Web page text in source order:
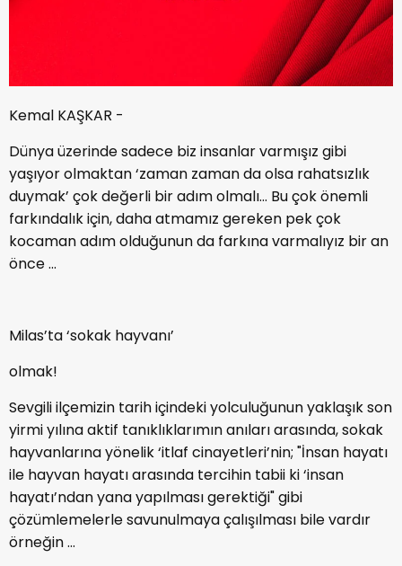
Kemal KAŞKAR -
Dünya üzerinde sadece biz insanlar varmışız gibi
yaşıyor olmaktan ‘zaman zaman da olsa rahatsızlık
duymak’ çok değerli bir adım olmalı... Bu çok önemli
farkındalık için, daha atmamız gereken pek çok
kocaman adım olduğunun da farkına varmalıyız bir an
önce ...
Milas’ta ‘sokak hayvanı’
olmak!
Sevgili ilçemizin tarih içindeki yolculuğunun yaklaşık son
yirmi yılına aktif tanıklıklarımın anıları arasında, sokak
hayvanlarına yönelik ‘itlaf cinayetleri’nin; "İnsan hayatı
ile hayvan hayatı arasında tercihin tabii ki ‘insan
hayatı’ndan yana yapılması gerektiği" gibi
çözümlemelerle savunulmaya çalışılması bile vardır
örneğin ...